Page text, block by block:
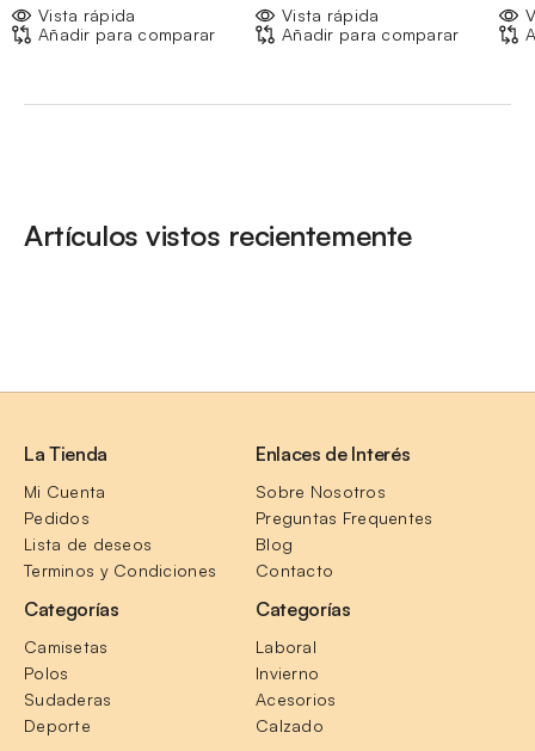
Vista rápida
Añadir para comparar
Vista rápida
Añadir para comparar
Artículos vistos recientemente
La Tienda
Mi Cuenta
Pedidos
Lista de deseos
Terminos y Condiciones
Enlaces de Interés
Sobre Nosotros
Preguntas Frequentes
Blog
Contacto
Categorías
Camisetas
Polos
Sudaderas
Deporte
Categorías
Laboral
Invierno
Acesorios
Calzado